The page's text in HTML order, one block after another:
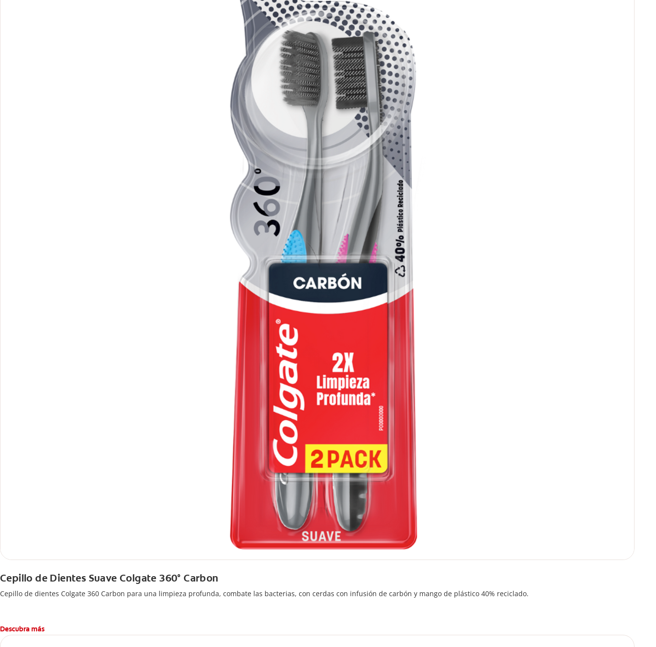
Cepillo de Dientes Suave Colgate 360° Carbon
Cepillo de dientes Colgate 360 ​​Carbon para una limpieza profunda, combate las bacterias, con cerdas con infusión de carbón y mango de plástico 40% reciclado.
Descubra más